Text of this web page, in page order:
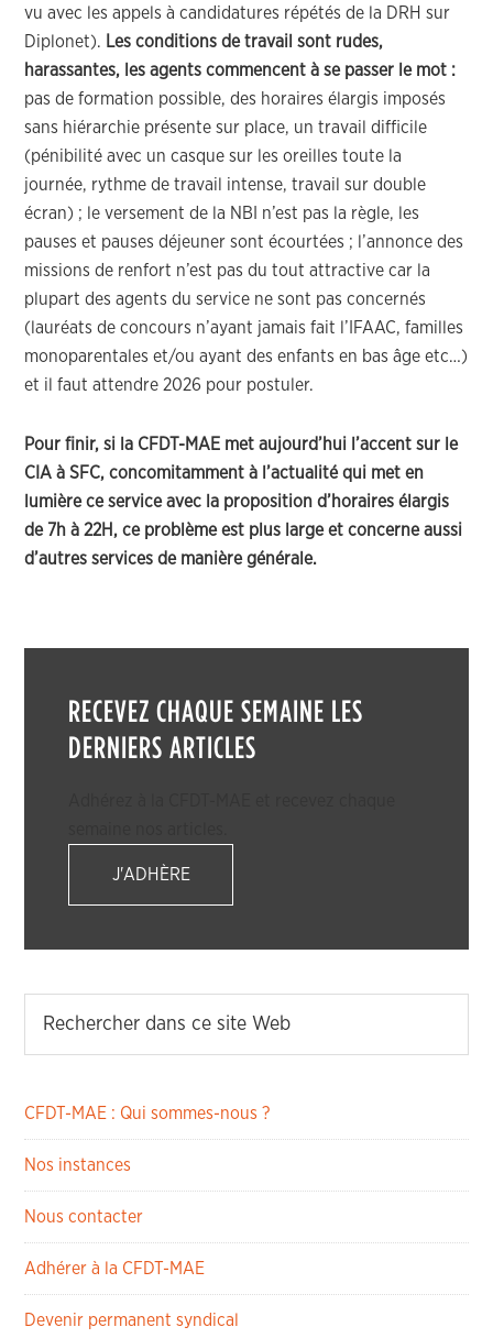
vu avec les appels à candidatures répétés de la DRH sur
Diplonet). Les conditions de travail sont rudes,
harassantes, les agents commencent à se passer le mot :
pas de formation possible, des horaires élargis imposés
sans hiérarchie présente sur place, un travail difficile
(pénibilité avec un casque sur les oreilles toute la
journée, rythme de travail intense, travail sur double
écran) ; le versement de la NBI n’est pas la règle, les
pauses et pauses déjeuner sont écourtées ; l’annonce des
missions de renfort n’est pas du tout attractive car la
plupart des agents du service ne sont pas concernés
(lauréats de concours n’ayant jamais fait l’IFAAC, familles
monoparentales et/ou ayant des enfants en bas âge etc…)
et il faut attendre 2026 pour postuler.
Pour finir, si la CFDT-MAE met aujourd’hui l’accent sur le
CIA à SFC, concomitamment à l’actualité qui met en
lumière ce service avec la proposition d’horaires élargis
de 7h à 22H, ce problème est plus large et concerne aussi
d’autres services de manière générale.
RECEVEZ CHAQUE SEMAINE LES
DERNIERS ARTICLES
J'ADHÈRE
CFDT-MAE : Qui sommes-nous ?
Nos instances
Nous contacter
Adhérer à la CFDT-MAE
Devenir permanent syndical